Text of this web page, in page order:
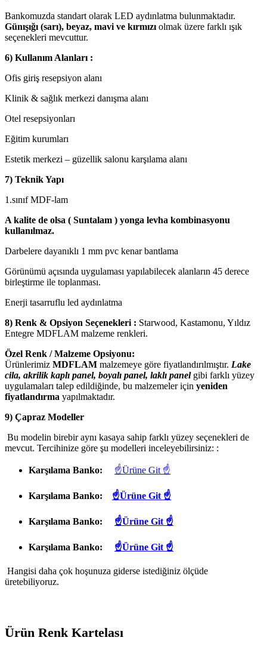
Bankomuzda standart olarak LED aydınlatma bulunmaktadır.
Günışığı (sarı), beyaz, mavi ve kırmızı olmak üzere farklı ışık
seçenekleri mevcuttur.
6) Kullanım Alanları :
Ofis giriş resepsiyon alanı
Klinik & sağlık merkezi danışma alanı
Otel resepsiyonları
Eğitim kurumları
Estetik merkezi – güzellik salonu karşılama alanı
7) Teknik Yapı
1.sınıf MDF-lam
A kalite de olsa ( Suntalam ) yonga levha kombinasyonu
kullanılmaz.
Darbelere dayanıklı 1 mm pvc kenar bantlama
Görünümü açısında uygulaması yapılabilecek alanların 45 derece
birleştirme ile toplanması.
Enerji tasarruflu led aydınlatma
8) Renk & Opsiyon Seçenekleri : Starwood, Kastamonu, Yıldız
Entegre MDFLAM malzeme renkleri.
Özel Renk / Malzeme Opsiyonu:
Ürünlerimiz MDFLAM malzemeye göre fiyatlandırılmıştır. Lake
cila, akrilik kaplı panel, boyalı panel, laklı panel gibi farklı yüzey
uygulamaları talep edildiğinde, bu malzemeler için yeniden
fiyatlandırma yapılmaktadır.
9) Çapraz Modeller
Bu modelin birebir aynı kasaya sahip farklı yüzey seçenekleri de
mevcut. Tercihinize göre şu modelleri inceleyebilirsiniz: :
Karşılama Banko: ☝Ürüne Git ☝
Karşılama Banko: ☝Ürüne Git ☝
Karşılama Banko: ☝Ürüne Git ☝
Karşılama Banko: ☝Ürüne Git ☝
Hangisi daha çok hoşunuza giderse istediğiniz ölçüde
üretebiliyoruz.
Ürün Renk Kartelası